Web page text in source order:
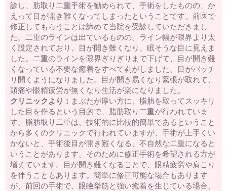
診し、肪取り二重手術を勧められて、手術をしたものの、か
えって目が開き難くなってしまったということです。前医で
修正してもらうことは諦めて当院を受診していただきまし
た。二重のラインは出ているものの、ライン幅が限界より太
く設定されており、目が開き難くなり、眠そうな目に見えま
した。二重のラインを限界ぎりぎりまで下げて、目が開き難
くなっている不要な癒着をすべて剥がしました。目がパッチ
リ開くようになりました。目が開き易くなり緊張が取れて、
頭痛や眼精疲労が無くなり生活が楽になりました。
クリニックより： まぶたが厚い方に、脂肪を取ってスッキリ
した目を作るという目的で、脂肪取り二重が行われていま
す。脂肪取り二重は、技術的に比較的簡単であるということ
から多くのクリニックで行われていますが、手術が上手くい
かないと、手術後目が開き難くなる、不自然な二重になると
いうことがあります。そのために修正手術を希望される方が
増えています。目が開き難くなることで、眼精疲労や肩こり
を伴うこともあります。簡単に修正可能な場合もあります
が、前回の手術で、眼瞼挙筋と強い癒着を生じている場合、